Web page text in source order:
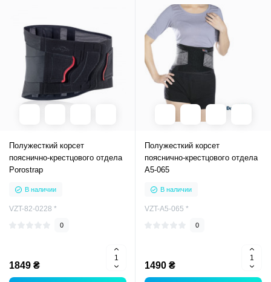
Полужесткий корсет
пояснично-крестцового отдела
Porostrap
В наличии
VZT-82-0228 *
0
1849 ₴
Полужесткий корсет
пояснично-крестцового отдела
А5-065
В наличии
VZT-А5-065 *
0
1490 ₴